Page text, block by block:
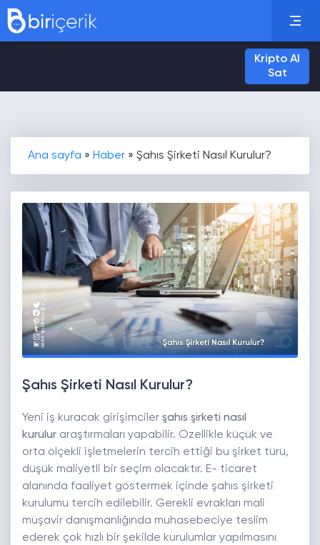
Kripto Al
Sat
Ana sayfa » Haber » Şahıs Şirketi Nasıl Kurulur?
Şahıs Şirketi Nasıl Kurulur?
Yeni iş kuracak girişimciler şahıs şirketi nasıl
kurulur araştırmaları yapabilir. Özellikle küçük ve
orta ölçekli işletmelerin tercih ettiği bu şirket türü,
düşük maliyetli bir seçim olacaktır. E- ticaret
alanında faaliyet göstermek içinde şahıs şirketi
kurulumu tercih edilebilir. Gerekli evrakları mali
müşavir danışmanlığında muhasebeciye teslim
ederek çok hızlı bir şekilde kurulumlar yapılmasını